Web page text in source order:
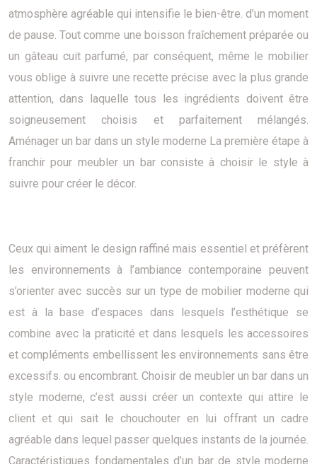
atmosphère agréable qui intensifie le bien-être. d’un moment
de pause. Tout comme une boisson fraîchement préparée ou
un gâteau cuit parfumé, par conséquent, même le mobilier
vous oblige à suivre une recette précise avec la plus grande
attention, dans laquelle tous les ingrédients doivent être
soigneusement choisis et parfaitement mélangés.
Aménager un bar dans un style moderne La première étape à
franchir pour meubler un bar consiste à choisir le style à
suivre pour créer le décor.
Ceux qui aiment le design raffiné mais essentiel et préfèrent
les environnements à l’ambiance contemporaine peuvent
s’orienter avec succès sur un type de mobilier moderne qui
est à la base d’espaces dans lesquels l’esthétique se
combine avec la praticité et dans lesquels les accessoires
et compléments embellissent les environnements sans être
excessifs. ou encombrant. Choisir de meubler un bar dans un
style moderne, c’est aussi créer un contexte qui attire le
client et qui sait le chouchouter en lui offrant un cadre
agréable dans lequel passer quelques instants de la journée.
Caractéristiques fondamentales d’un bar de style moderne